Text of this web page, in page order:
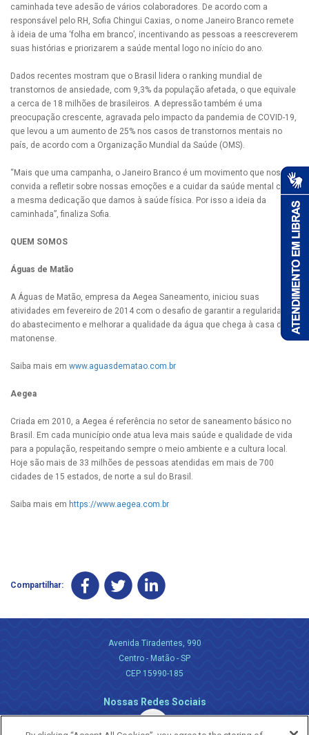
caminhada teve adesão de vários colaboradores. De acordo com a
responsável pelo RH, Sofia Chingui Caxias, o nome Janeiro Branco remete
à ideia de uma ‘folha em branco’, incentivando as pessoas a reescreverem
suas histórias e priorizarem a saúde mental logo no início do ano.
Dados recentes mostram que o Brasil lidera o ranking mundial de
transtornos de ansiedade, com 9,3% da população afetada, o que equivale
a cerca de 18 milhões de brasileiros. A depressão também é uma
preocupação crescente, agravada pelo impacto da pandemia de COVID-19,
que levou a um aumento de 25% nos casos de transtornos mentais no
país, de acordo com a Organização Mundial da Saúde (OMS).
“Mais que uma campanha, o Janeiro Branco é um movimento que nos
convida a refletir sobre nossas emoções e a cuidar da saúde mental com
a mesma dedicação que damos à saúde física. Por isso a ideia da
caminhada”, finaliza Sofia.
QUEM SOMOS
Águas de Matão
A Águas de Matão, empresa da Aegea Saneamento, iniciou suas
atividades em fevereiro de 2014 com o desafio de garantir a regularidade
do abastecimento e melhorar a qualidade da água que chega à casa do
matonense.
Saiba mais em www.aguasdematao.com.br
Aegea
Criada em 2010, a Aegea é referência no setor de saneamento básico no
Brasil. Em cada município onde atua leva mais saúde e qualidade de vida
para a população, respeitando sempre o meio ambiente e a cultura local.
Hoje são mais de 33 milhões de pessoas atendidas em mais de 700
cidades de 15 estados, de norte a sul do Brasil.
Saiba mais em https://www.aegea.com.br
Compartilhar:
Avenida Tiradentes, 990
Centro - Matão - SP
CEP 15990-185
Nossas Redes Sociais